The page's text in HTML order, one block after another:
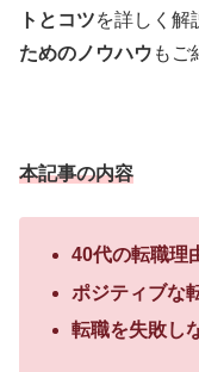
トとコツを詳しく解
ためのノウハウ もご
本記事の内容
40代の転職理
ポジティブな
転職を失敗し